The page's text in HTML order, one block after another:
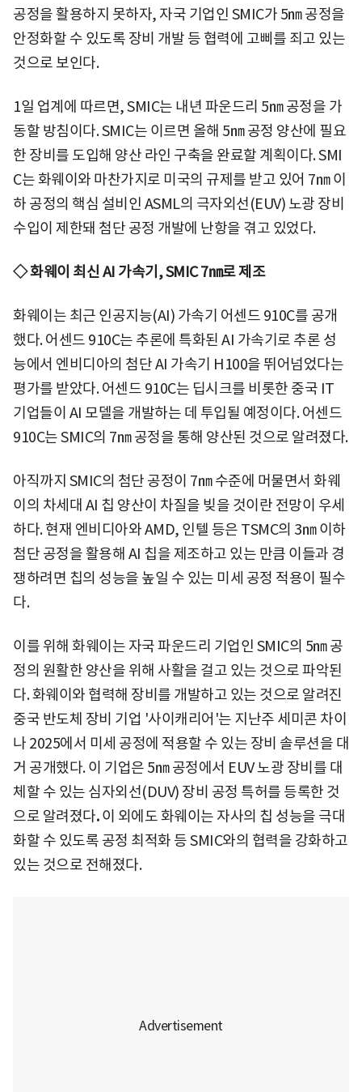
공정을 활용하지 못하자, 자국 기업인 SMIC가 5㎚ 공정을
안정화할 수 있도록 장비 개발 등 협력에 고삐를 죄고 있는
것으로 보인다.
1일 업계에 따르면, SMIC는 내년 파운드리 5㎚ 공정을 가
동할 방침이다. SMIC는 이르면 올해 5㎚ 공정 양산에 필요
한 장비를 도입해 양산 라인 구축을 완료할 계획이다. SMI
C는 화웨이와 마찬가지로 미국의 규제를 받고 있어 7㎚ 이
하 공정의 핵심 설비인 ASML의 극자외선(EUV) 노광 장비
수입이 제한돼 첨단 공정 개발에 난항을 겪고 있었다.
◇ 화웨이 최신 AI 가속기, SMIC 7㎚로 제조
화웨이는 최근 인공지능(AI) 가속기 어센드 910C를 공개
했다. 어센드 910C는 추론에 특화된 AI 가속기로 추론 성
능에서 엔비디아의 첨단 AI 가속기 H100을 뛰어넘었다는
평가를 받았다. 어센드 910C는 딥시크를 비롯한 중국 IT
기업들이 AI 모델을 개발하는 데 투입될 예정이다. 어센드
910C는 SMIC의 7㎚ 공정을 통해 양산된 것으로 알려졌다.
아직까지 SMIC의 첨단 공정이 7㎚ 수준에 머물면서 화웨
이의 차세대 AI 칩 양산이 차질을 빚을 것이란 전망이 우세
하다. 현재 엔비디아와 AMD, 인텔 등은 TSMC의 3㎚ 이하
첨단 공정을 활용해 AI 칩을 제조하고 있는 만큼 이들과 경
쟁하려면 칩의 성능을 높일 수 있는 미세 공정 적용이 필수
다.
이를 위해 화웨이는 자국 파운드리 기업인 SMIC의 5㎚ 공
정의 원활한 양산을 위해 사활을 걸고 있는 것으로 파악된
다. 화웨이와 협력해 장비를 개발하고 있는 것으로 알려진
중국 반도체 장비 기업 '사이캐리어'는 지난주 세미콘 차이
나 2025에서 미세 공정에 적용할 수 있는 장비 솔루션을 대
거 공개했다. 이 기업은 5㎚ 공정에서 EUV 노광 장비를 대
체할 수 있는 심자외선(DUV) 장비 공정 특허를 등록한 것
으로 알려졌다.이 외에도 화웨이는 자사의 칩 성능을 극대
화할 수 있도록 공정 최적화 등 SMIC와의 협력을 강화하고
있는 것으로 전해졌다.